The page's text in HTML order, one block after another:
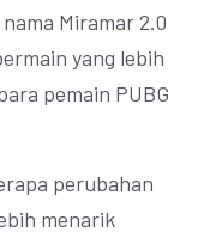
Miramar 2.0
yang lebih
pemain PUBG
perubahan
menarik